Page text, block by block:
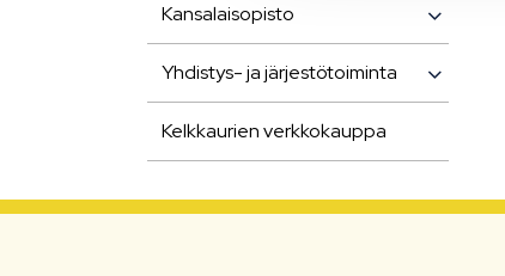
Kansalaisopisto
Yhdistys- ja järjestötoiminta
Kelkkaurien verkkokauppa